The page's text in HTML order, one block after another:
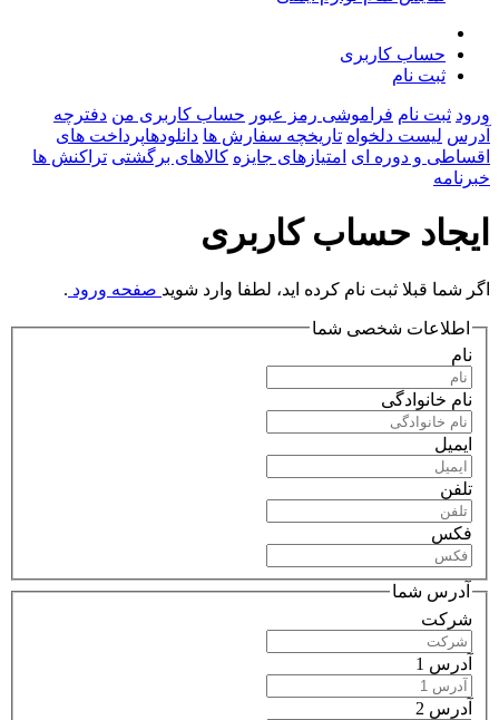
حساب کاربری
ثبت نام
ورود ثبت نام فراموشی رمز عبور حساب کاربری من دفترچه
آدرس لیست دلخواه تاریخچه سفارش ها دانلودهاپرداخت های
اقساطی و دوره ای امتیازهای جایزه کالاهای برگشتی تراکنش ها
خبرنامه
ايجاد حساب کاربری
اگر شما قبلا ثبت نام کرده ايد، لطفا وارد شويد صفحه ورود .
اطلاعات شخصی شما
نام
نام خانوادگی
ایمیل
تلفن
فکس
آدرس شما
شرکت
آدرس 1
آدرس 2